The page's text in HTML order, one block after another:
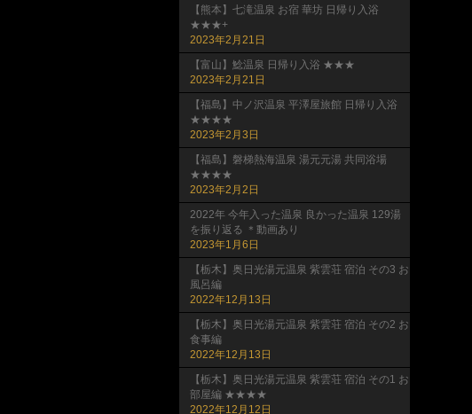
【熊本】七滝温泉 お宿 華坊 日帰り入浴
★★★+
2023年2月21日
【富山】鯰温泉 日帰り入浴 ★★★
2023年2月21日
【福島】中ノ沢温泉 平澤屋旅館 日帰り入浴
★★★★
2023年2月3日
【福島】磐梯熱海温泉 湯元元湯 共同浴場
★★★★
2023年2月2日
2022年 今年入った温泉 良かった温泉 129湯
を振り返る ＊動画あり
2023年1月6日
【栃木】奥日光湯元温泉 紫雲荘 宿泊 その3 お
風呂編
2022年12月13日
【栃木】奥日光湯元温泉 紫雲荘 宿泊 その2 お
食事編
2022年12月13日
【栃木】奥日光湯元温泉 紫雲荘 宿泊 その1 お
部屋編 ★★★★
2022年12月12日